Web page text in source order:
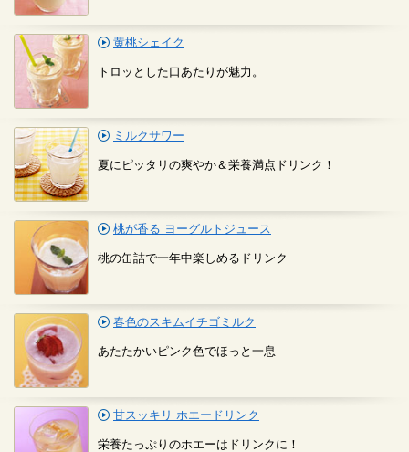
黄桃シェイク
トロッとした口あたりが魅力。
ミルクサワー
夏にピッタリの爽やか＆栄養満点ドリンク！
桃が香る ヨーグルトジュース
桃の缶詰で一年中楽しめるドリンク
春色のスキムイチゴミルク
あたたかいピンク色でほっと一息
甘スッキリ ホエードリンク
栄養たっぷりのホエーはドリンクに！